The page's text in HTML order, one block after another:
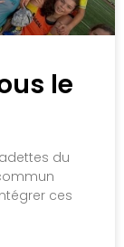
le
du
ces